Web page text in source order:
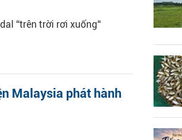
“trên trời rơi xuống“
Malaysia phát hành